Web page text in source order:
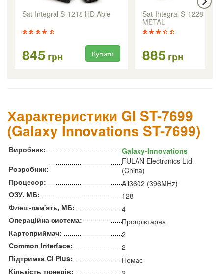
Sat-Integral S-1218 HD Able
845 грн Купити
Sat-Integral S-1228 HD
METAL
885 грн
Характеристики GI ST-7699
(Galaxy Innovations ST-7699)
Виробник:
Galaxy-Innovations
Розробник:
FULAN Electronics Ltd.
(China)
Процесор:
Ali3602 (396MHz)
ОЗУ, МБ:
128
Флеш-пам'ять, МБ:
4
Операційна система:
Пропрієтарна
Картоприймач:
2
Common Interface:
2
Підтримка CI Plus:
Немає
Кількість тюнерів: